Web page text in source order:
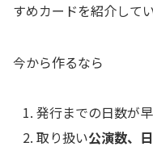
すめカードを紹介してい
今から作るなら
発行までの日数が
取り扱い公演数、